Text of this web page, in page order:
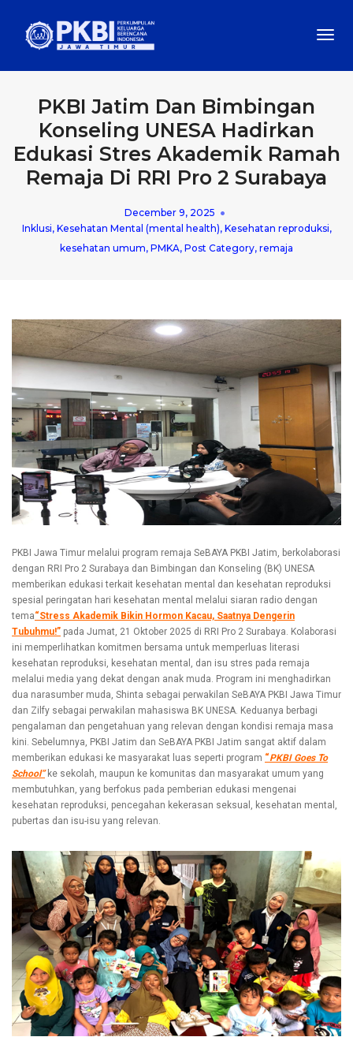
PKBI Jatim Dan Bimbingan
Konseling UNESA Hadirkan
Edukasi Stres Akademik Ramah
Remaja Di RRI Pro 2 Surabaya
December 9, 2025
Inklusi, Kesehatan Mental (mental health), Kesehatan reproduksi,
kesehatan umum, PMKA, Post Category, remaja
PKBI Jawa Timur melalui program remaja SeBAYA PKBI Jatim, berkolaborasi
dengan RRI Pro 2 Surabaya dan Bimbingan dan Konseling (BK) UNESA
memberikan edukasi terkait kesehatan mental dan kesehatan reproduksi
spesial peringatan hari kesehatan mental melalui siaran radio dengan
tema“Stress Akademik Bikin Hormon Kacau, Saatnya Dengerin
Tubuhmu!” pada Jumat, 21 Oktober 2025 di RRI Pro 2 Surabaya. Kolaborasi
ini memperlihatkan komitmen bersama untuk memperluas literasi
kesehatan reproduksi, kesehatan mental, dan isu stres pada remaja
melalui media yang dekat dengan anak muda. Program ini menghadirkan
dua narasumber muda, Shinta sebagai perwakilan SeBAYA PKBI Jawa Timur
dan Zilfy sebagai perwakilan mahasiswa BK UNESA. Keduanya berbagi
pengalaman dan pengetahuan yang relevan dengan kondisi remaja masa
kini. Sebelumnya, PKBI Jatim dan SeBAYA PKBI Jatim sangat aktif dalam
memberikan edukasi ke masyarakat luas seperti program “PKBI Goes To
School”ke sekolah, maupun ke komunitas dan masyarakat umum yang
membutuhkan, yang berfokus pada pemberian edukasi mengenai
kesehatan reproduksi, pencegahan kekerasan seksual, kesehatan mental,
pubertas dan isu-isu yang relevan.